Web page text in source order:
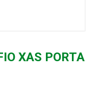
XAS PORTA